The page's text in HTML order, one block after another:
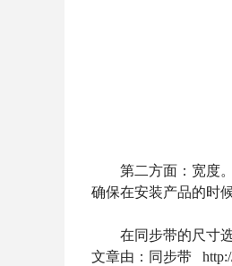
第二方面：宽度。
确保在安装产品的时
在同步带的尺寸选
文章由：同步带